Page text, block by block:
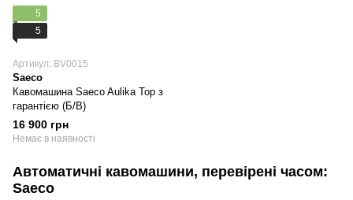
5
5
Артикул: BV0015
Saeco
Кавомашина Saeco Aulika Top з
гарантією (Б/В)
16 900 грн
Немає в наявності
Автоматичні кавомашини, перевірені часом:
Saeco